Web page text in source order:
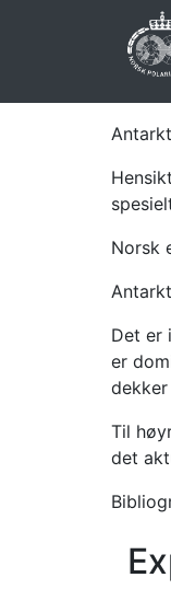
Norsk
Det er
er
Til
det